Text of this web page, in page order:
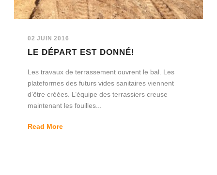
02 JUIN 2016
LE DÉPART EST DONNÉ!
Les travaux de terrassement ouvrent le bal. Les
plateformes des futurs vides sanitaires viennent
d’être créées. L’équipe des terrassiers creuse
maintenant les fouilles...
Read More